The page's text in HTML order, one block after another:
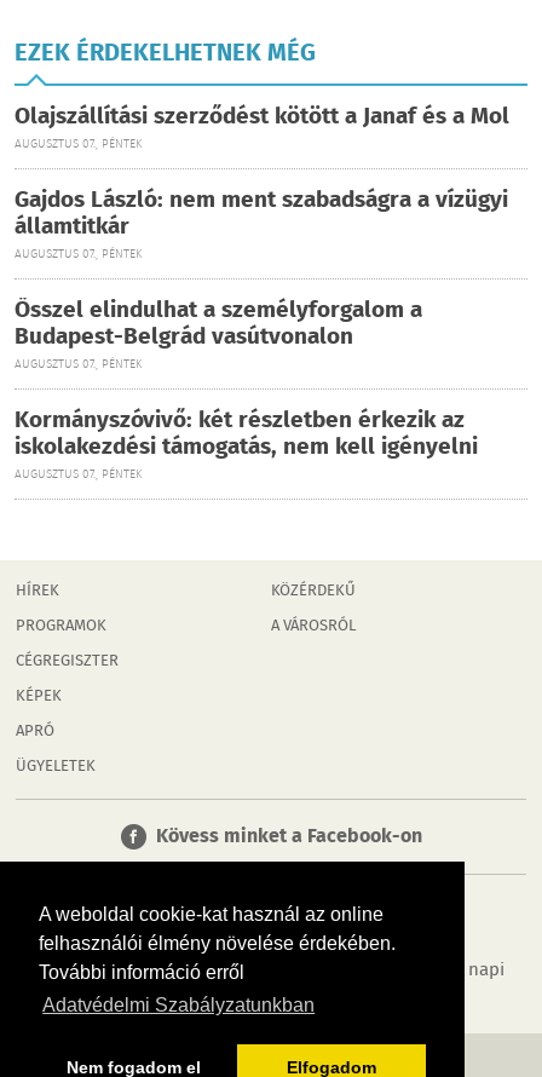
A weboldal cookie-kat használ az online
felhasználói élmény növelése érdekében.
További információ erről
Adatvédelmi Szabályzatunkban
Nem fogadom el Elfogadom
EZEK ÉRDEKELHETNEK MÉG
Olajszállítási szerződést kötött a Janaf és a Mol
AUGUSZTUS 07., PÉNTEK
Gajdos László: nem ment szabadságra a vízügyi
államtitkár
AUGUSZTUS 07., PÉNTEK
Ősszel elindulhat a személyforgalom a
Budapest-Belgrád vasútvonalon
AUGUSZTUS 07., PÉNTEK
Kormányszóvivő: két részletben érkezik az
iskolakezdési támogatás, nem kell igényelni
AUGUSZTUS 07., PÉNTEK
HÍREK
PROGRAMOK
CÉGREGISZTER
KÉPEK
APRÓ
ÜGYELETEK
KÖZÉRDEKŰ
A VÁROSRÓL
Kövess minket a Facebook-on
Tudj meg többet városodról! Hírek, programok, képek, napi
menü, cégek…. és minden, ami Győr
MÉDIAAJÁNLÓ ADATVÉDELEM IMPRESSZUM RÓLUNK